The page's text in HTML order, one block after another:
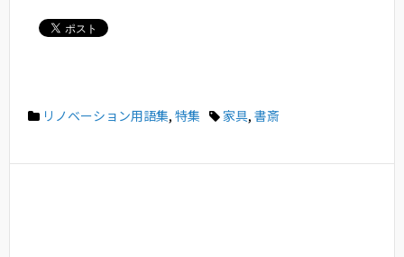
リノベーション用語集, 特集 家具, 書斎